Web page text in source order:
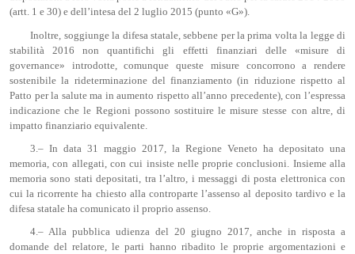
(artt. 1 e 30) e dell’intesa del 2 luglio 2015 (punto «G»).
Inoltre, soggiunge la difesa statale, sebbene per la prima volta la legge di
stabilità 2016 non quantifichi gli effetti finanziari delle «misure di
governance» introdotte, comunque queste misure concorrono a rendere
sostenibile la rideterminazione del finanziamento (in riduzione rispetto al
Patto per la salute ma in aumento rispetto all’anno precedente), con l’espressa
indicazione che le Regioni possono sostituire le misure stesse con altre, di
impatto finanziario equivalente.
3.– In data 31 maggio 2017, la Regione Veneto ha depositato una
memoria, con allegati, con cui insiste nelle proprie conclusioni. Insieme alla
memoria sono stati depositati, tra l’altro, i messaggi di posta elettronica con
cui la ricorrente ha chiesto alla controparte l’assenso al deposito tardivo e la
difesa statale ha comunicato il proprio assenso.
4.– Alla pubblica udienza del 20 giugno 2017, anche in risposta a
domande del relatore, le parti hanno ribadito le proprie argomentazioni e